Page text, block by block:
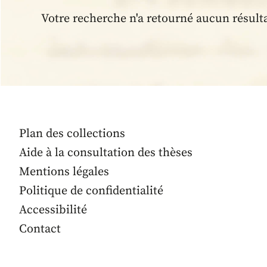
Votre recherche n'a retourné aucun
Plan des collections
Aide à la consultation des thèses
Mentions légales
Politique de confidentialité
Accessibilité
Contact